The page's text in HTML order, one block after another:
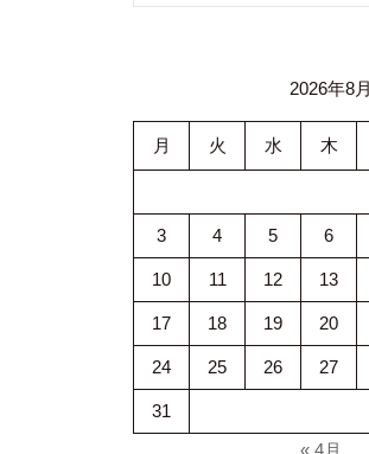
2026年8月
月 火 水 木
3 4 5 6
10 11 12 13
17 18 19 20
24 25 26 27
31
« 4月